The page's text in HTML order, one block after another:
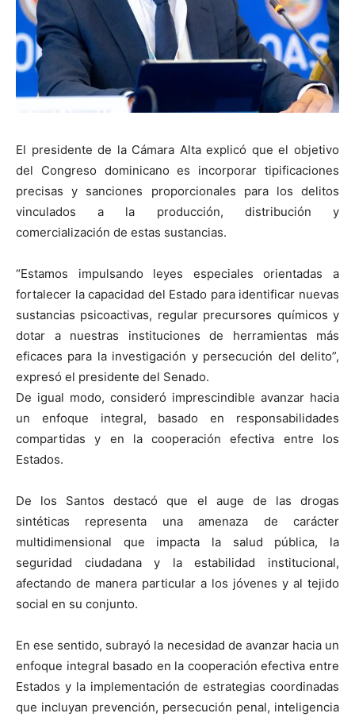
El presidente de la Cámara Alta explicó que el objetivo
del Congreso dominicano es incorporar tipificaciones
precisas y sanciones proporcionales para los delitos
vinculados a la producción, distribución y
comercialización de estas sustancias.
“Estamos impulsando leyes especiales orientadas a
fortalecer la capacidad del Estado para identificar nuevas
sustancias psicoactivas, regular precursores químicos y
dotar a nuestras instituciones de herramientas más
eficaces para la investigación y persecución del delito”,
expresó el presidente del Senado.
De igual modo, consideró imprescindible avanzar hacia
un enfoque integral, basado en responsabilidades
compartidas y en la cooperación efectiva entre los
Estados.
De los Santos destacó que el auge de las drogas
sintéticas representa una amenaza de carácter
multidimensional que impacta la salud pública, la
seguridad ciudadana y la estabilidad institucional,
afectando de manera particular a los jóvenes y al tejido
social en su conjunto.
En ese sentido, subrayó la necesidad de avanzar hacia un
enfoque integral basado en la cooperación efectiva entre
Estados y la implementación de estrategias coordinadas
que incluyan prevención, persecución penal, inteligencia